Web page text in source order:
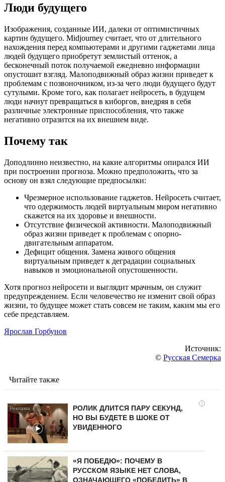
Люди будущего
Изображения, созданные ИИ, далеки от оптимистичных
картин будущего. Midjourney считает, что от длительного
нахождения перед компьютерами и другими гаджетами лица
людей будущего приобретут землистый оттенок, а
бесконечный поток получаемой ежедневно информации
опустошит взгляд. Малоподвижный образ жизни приведет к
проблемам с позвоночником, из-за чего люди будущего будут
сутулыми. Кроме того, как полагает нейросеть, в будущем
люди начнут превращаться в киборгов, внедряя в себя
различные электронные приспособления, что также
негативно отразится на их внешнем виде.
Почему так
Доподлинно неизвестно, на какие алгоритмы опирался ИИ
при построении прогноза. Можно предположить, что за
основу он взял следующие предпосылки:
Чрезмерное использование гаджетов. Нейросеть считает,
что одержимость людей виртуальным миром негативно
скажется на их здоровье и внешности.
Отсутствие физической активности. Малоподвижный
образ жизни приведет к проблемам с опорно-
двигательным аппаратом.
Дефицит общения. Замена живого общения
виртуальным приведет к деградации социальных
навыков и эмоциональной опустошенности.
Хотя прогноз нейросети и выглядит мрачным, он служит
предупреждением. Если человечество не изменит свой образ
жизни, то будущее может стать совсем не таким, каким мы его
себе представляем.
Ярослав Горбунов
Источник:
© Русская Семерка
Читайте также
i
РОЛИК ДЛИТСЯ ПАРУ СЕКУНД,
НО ВЫ БУДЕТЕ В ШОКЕ ОТ
УВИДЕННОГО
«Я ПОБЕДЮ»: ПОЧЕМУ В
РУССКОМ ЯЗЫКЕ НЕТ СЛОВА,
ОЗНАЧАЮЩЕГО «ПОБЕДИТЬ» В